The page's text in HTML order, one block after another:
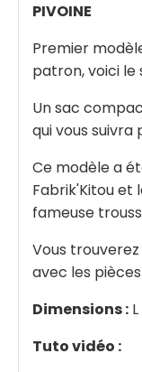
PIVOINE
Premier
patron, voici le
Un sac
qui vous suivra
Ce modèle a
Fabrik'Kitou et
fameuse
Vous
avec les
Dimensions :
Tuto vidéo :